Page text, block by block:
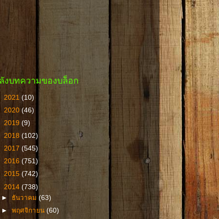
งบทความของบล็อก
2021 (10)
2020 (46)
2019 (9)
2018 (102)
2017 (545)
2016 (751)
2015 (742)
2014 (738)
► ธันวาคม(63)
►พฤศจิกายน(60)